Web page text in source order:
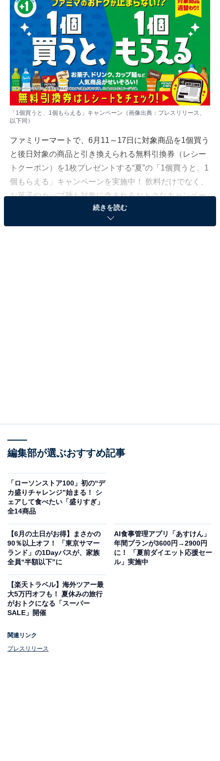
「1個買うと、1個もらえる」キャンペーン（画像出典：プレスリリース、
以下同）
ファミリーマートで、6月11～17日に対象商品を1個買う
と後日対象の商品と引き換えられる無料引換券（レシー
トクーポン）を1枚プレゼントする“夏”の「1個買うと、1
個もらえる」キャンペーンを実施中！ 飲料だけでなく、
お菓子やカップ麺も対象に含まれるおトクなキャンペー
「1個買うと、1個もらえる」キャンペーン（画像出典：プレスリリース、
以下同）
今回の交換対象は、第1弾からさらにパワーアップし、
カップ麺もラインアップ！ ポケットタイプのお菓子やお
続きを読む
編集部が選ぶおすすめ記事
「ローソンストア100」初の“デ
カ盛りチャレンジ”始まる！ シ
ェアして食べたい「盛りすぎ」
全14商品
【6月の土日がお得】まさかの
90％以上オフ！ 「東京サマー
ランド」の1Dayパスが、家族
全員“半額以下”に
AI食事管理アプリ「あすけん」
年間プランが3600円→2900円
に！ 「夏前ダイエット応援セー
ル」実施中
【楽天トラベル】海外ツアー最
大5万円オフも！ 夏休みの旅行
がおトクになる「スーパー
SALE」開催
関連リンク
プレスリリース